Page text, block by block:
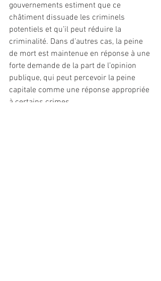
gouvernements estiment que ce
châtiment dissuade les criminels
potentiels et qu’il peut réduire la
criminalité. Dans d’autres cas, la peine
de mort est maintenue en réponse à une
forte demande de la part de l’opinion
publique, qui peut percevoir la peine
capitale comme une réponse appropriée
à certains crimes.